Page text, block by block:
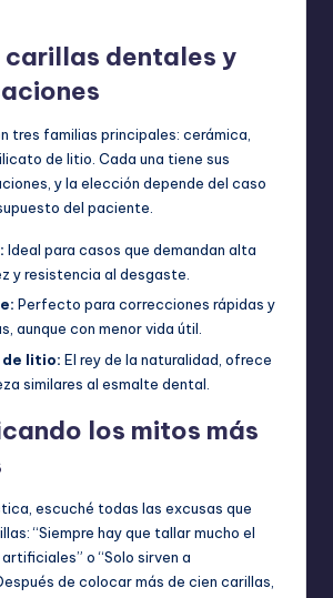
carillas dentales y
tres familias principales: cerámica,
de litio. Cada una tiene sus
y la elección depende del caso
del paciente.
Ideal para casos que demandan alta
y resistencia al desgaste.
Perfecto para correcciones rápidas y
aunque con menor vida útil.
litio: El rey de la naturalidad, ofrece
similares al esmalte dental.
los mitos más
escuché todas las excusas que
“Siempre hay que tallar mucho el
artificiales” o “Solo sirven a
de colocar más de cien carillas,